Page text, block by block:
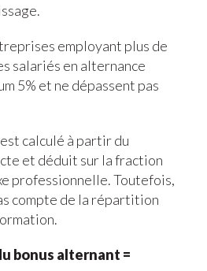
employant plus de
salariés en alternance
5% et ne dépassent pas
calculé à partir du
et déduit sur la fraction
professionnelle. Toutefois,
compte de la répartition
bonus alternant =